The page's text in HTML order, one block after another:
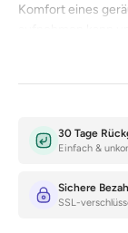
Komfort eines
30 Tage
Einfach &
Sichere
SSL-